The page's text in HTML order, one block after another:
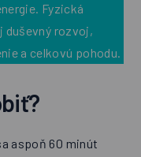
Fyzická
duševný rozvoj,
a celkovú pohodu.
aspoň 60 minút